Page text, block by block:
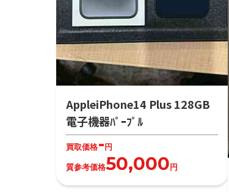
AppleiPhone14 Plus 128GB
電子機器ﾊﾟｰﾌﾟﾙ
買取価格-円
質参考価格50,000円